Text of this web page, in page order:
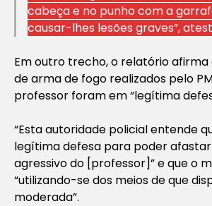
cabeça e no punho com a
causar-lhes lesões graves”,
Em outro trecho, o relatório afirma
de arma de fogo realizados pelo
professor foram em “legítima
“Esta autoridade policial entende
legítima defesa para poder
agressivo do [professor]” e que o
“utilizando-se dos meios de que
moderada”.